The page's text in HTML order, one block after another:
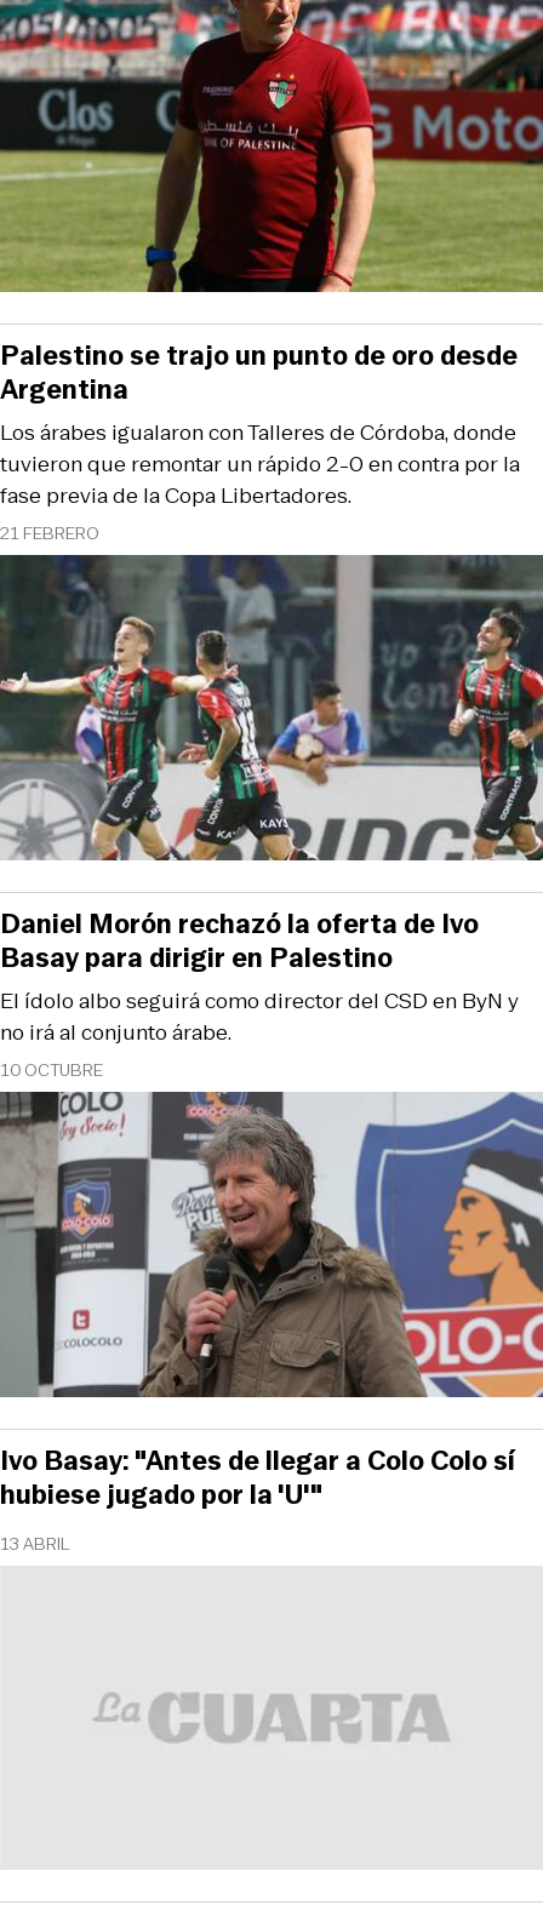
21 FEBRERO
Los árabes igualaron con Talleres de Córdoba, donde
tuvieron que remontar un rápido 2-0 en contra por la
fase previa de la Copa Libertadores.
Palestino se trajo un punto de oro desde
Argentina
10 OCTUBRE
El ídolo albo seguirá como director del CSD en ByN y
no irá al conjunto árabe.
Daniel Morón rechazó la oferta de Ivo
Basay para dirigir en Palestino
13 ABRIL
Ivo Basay: "Antes de llegar a Colo Colo sí
hubiese jugado por la 'U'"